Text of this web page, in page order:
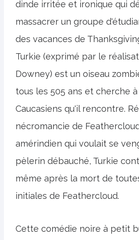
dinde irritée et ironique qui
massacrer un groupe
des vacances de
Turkie (exprimé par le
Downey) est un oiseau
tous les 505 ans et cherche
Caucasiens qu'il rencontre.
nécromancie de
amérindien qui voulait se
pèlerin débauché, Turkie
même après la mort de
initiales de Feathercloud.
Cette comédie noire à petit